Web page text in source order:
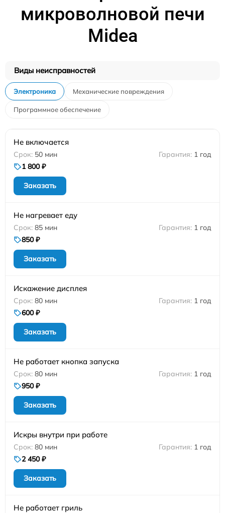
микроволновой печи
Midea
Виды неисправностей
Электроника Механические повреждения
Программное обеспечение
Не включается
50 мин
1 год
1 800 ₽
Заказать
Не нагревает еду
85 мин
1 год
850 ₽
Заказать
Искажение дисплея
80 мин
1 год
600 ₽
Заказать
Не работает кнопка запуска
80 мин
1 год
950 ₽
Заказать
Искры внутри при работе
80 мин
1 год
2 450 ₽
Заказать
Не работает гриль